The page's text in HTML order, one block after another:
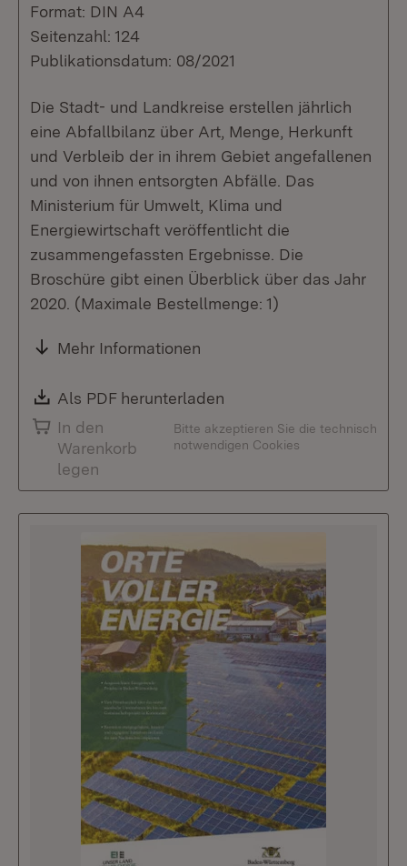
Format: DIN A4
Seitenzahl: 124
Publikationsdatum: 08/2021
Die Stadt- und Landkreise erstellen jährlich
eine Abfallbilanz über Art, Menge, Herkunft
und Verbleib der in ihrem Gebiet angefallenen
und von ihnen entsorgten Abfälle. Das
Ministerium für Umwelt, Klima und
Energiewirtschaft veröffentlicht die
zusammengefassten Ergebnisse. Die
Broschüre gibt einen Überblick über das Jahr
2020. (Maximale Bestellmenge: 1)
Mehr Informationen
Download:
Als PDF herunterladen
In den
Warenkorb
legen
Bitte akzeptieren Sie die technisch
notwendigen Cookies